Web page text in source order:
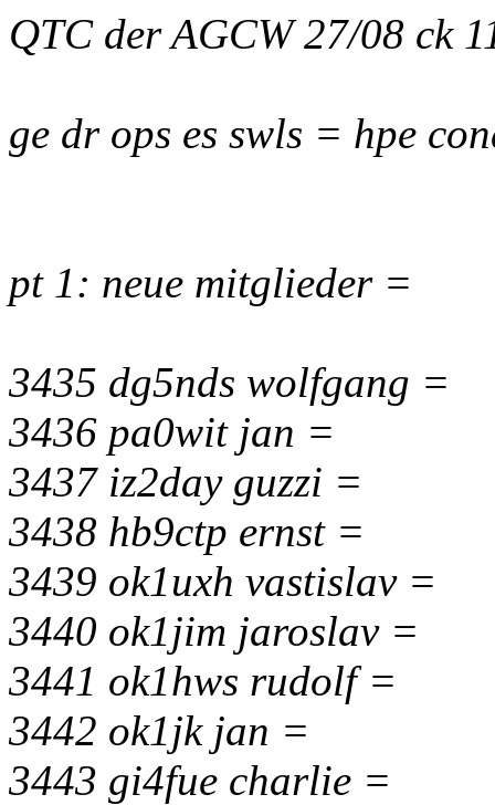
QTC der AGCW 27/08 ck
ge dr ops es swls = hpe
pt 1: neue mitglieder =
3435 dg5nds wolfgang =
3436 pa0wit jan =
3437 iz2day guzzi =
3438 hb9ctp ernst =
3439 ok1uxh vastislav =
3440 ok1jim jaroslav =
3441 ok1hws rudolf =
3442 ok1jk jan =
3443 gi4fue charlie =